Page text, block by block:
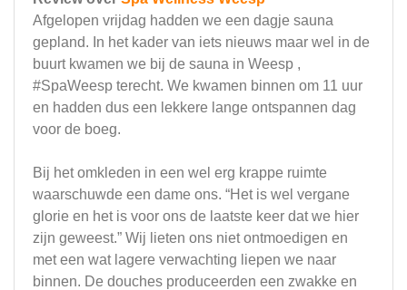
Afgelopen vrijdag hadden we een dagje sauna
gepland. In het kader van iets nieuws maar wel in de
buurt kwamen we bij de sauna in Weesp ,
#SpaWeesp terecht. We kwamen binnen om 11 uur
en hadden dus een lekkere lange ontspannen dag
voor de boeg.
Bij het omkleden in een wel erg krappe ruimte
waarschuwde een dame ons. “Het is wel vergane
glorie en het is voor ons de laatste keer dat we hier
zijn geweest.” Wij lieten ons niet ontmoedigen en
met een wat lagere verwachting liepen we naar
binnen. De douches produceerden een zwakke en